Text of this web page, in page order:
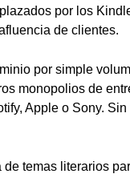
por los
de clientes.
por simple
monopolios de
Apple o Sony.
temas literarios